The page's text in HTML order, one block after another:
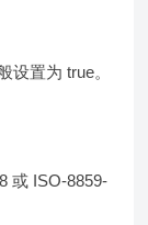
设置为 true。
或 ISO-8859-